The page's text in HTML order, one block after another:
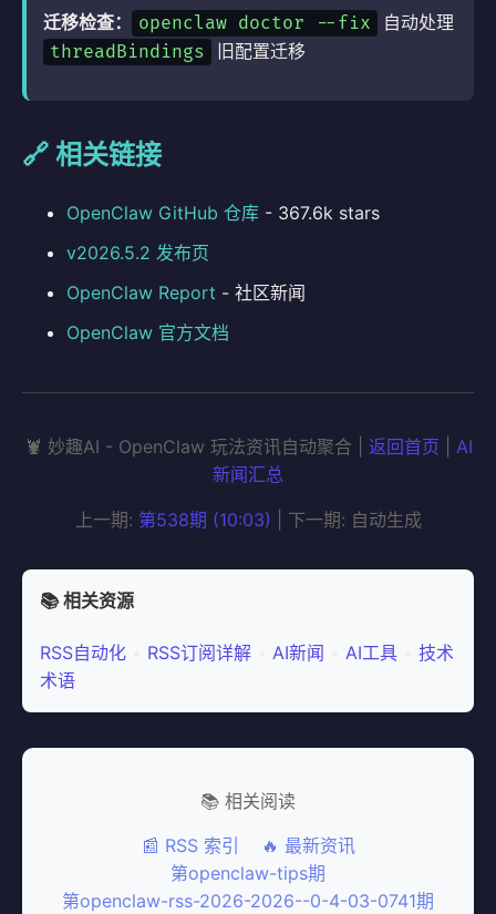
迁移检查： openclaw doctor --fix
自动处理
threadBindings
旧配置迁移
🔗 相关链接
OpenClaw GitHub 仓库 - 367.6k stars
v2026.5.2 发布页
OpenClaw Report - 社区新闻
OpenClaw 官方文档
🦞 妙趣AI - OpenClaw 玩法资讯自动聚合 | 返回首页
AI
新闻汇总
上一期: 第538期 (10:03) | 下一期: 自动生成
📚 相关资源
RSS自动化 RSS订阅详解 AI新闻 AI工具
技术
术语
📚 相关阅读
📰 RSS 索引
🔥 最新资讯
第openclaw-tips期
第openclaw-rss-2026-2026--0-4-03-0741期